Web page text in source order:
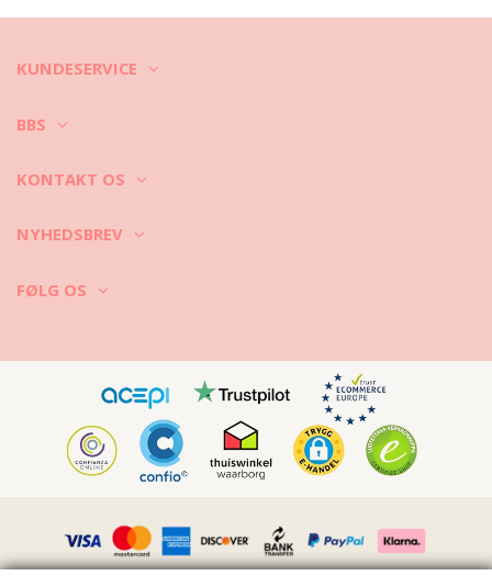
KUNDESERVICE
BBS
KONTAKT OS
NYHEDSBREV
FØLG OS